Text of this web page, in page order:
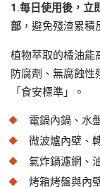
1.每日使用後，立
部 ，避免殘渣累積
植物萃取的橘油能
防腐劑、無腐蝕性
「食安標準」。
電鍋內鍋、水
微波爐內壁、
氣炸鍋濾網、
烤箱烤盤與內